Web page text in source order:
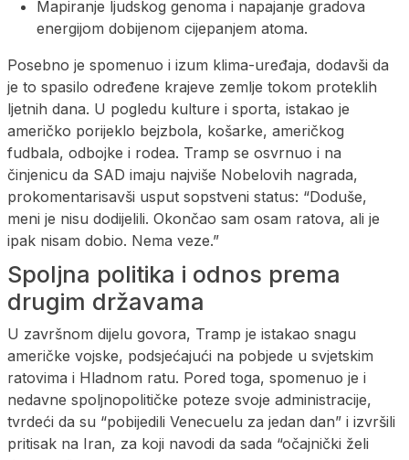
Mapiranje ljudskog genoma i napajanje gradova
energijom dobijenom cijepanjem atoma.
Posebno je spomenuo i izum klima-uređaja, dodavši da
je to spasilo određene krajeve zemlje tokom proteklih
ljetnih dana. U pogledu kulture i sporta, istakao je
američko porijeklo bejzbola, košarke, američkog
fudbala, odbojke i rodea. Tramp se osvrnuo i na
činjenicu da SAD imaju najviše Nobelovih nagrada,
prokomentarisavši usput sopstveni status: “Doduše,
meni je nisu dodijelili. Okončao sam osam ratova, ali je
ipak nisam dobio. Nema veze.”
Spoljna politika i odnos prema
drugim državama
U završnom dijelu govora, Tramp je istakao snagu
američke vojske, podsjećajući na pobjede u svjetskim
ratovima i Hladnom ratu. Pored toga, spomenuo je i
nedavne spoljnopolitičke poteze svoje administracije,
tvrdeći da su “pobijedili Venecuelu za jedan dan” i izvršili
pritisak na Iran, za koji navodi da sada “očajnički želi